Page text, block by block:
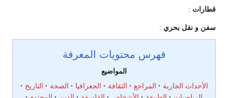
قطارات :
سفن و نقل بحري :
فهرس محتويات المعرفة
المواضيع
الأحداث الجارية
المراجع الثقافة الجغرافيا الصحة
التاريخ